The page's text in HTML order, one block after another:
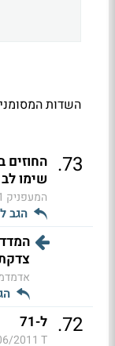
השדות
73
.
שימו
המעפניק
הגב
72
. ל-71
T
10:38